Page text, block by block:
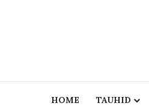
HOME TAUHID